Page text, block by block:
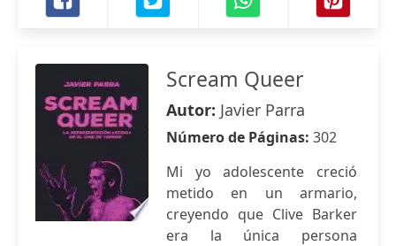
Scream Queer
Autor: Javier Parra
Número de Páginas: 302
Mi yo adolescente creció
metido en un armario,
creyendo que Clive Barker
era la única persona